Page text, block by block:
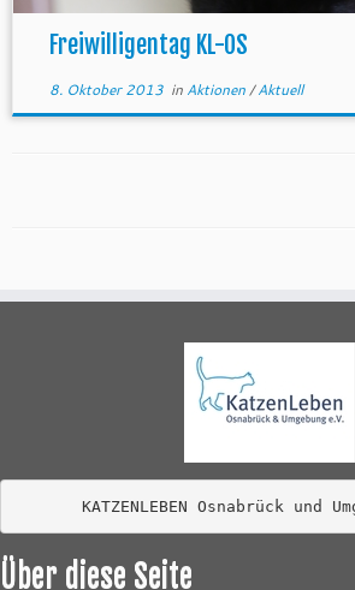
Freiwilligentag KL-OS
8. Oktober 2013in Aktionen/Aktuell
KATZENLEBEN Osnabrück und
Über diese Seite